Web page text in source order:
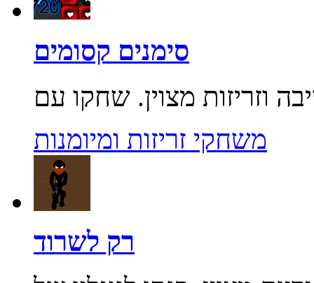
סימנים קסומים
משחקי זריזות ומיומנות
רק לשרוד